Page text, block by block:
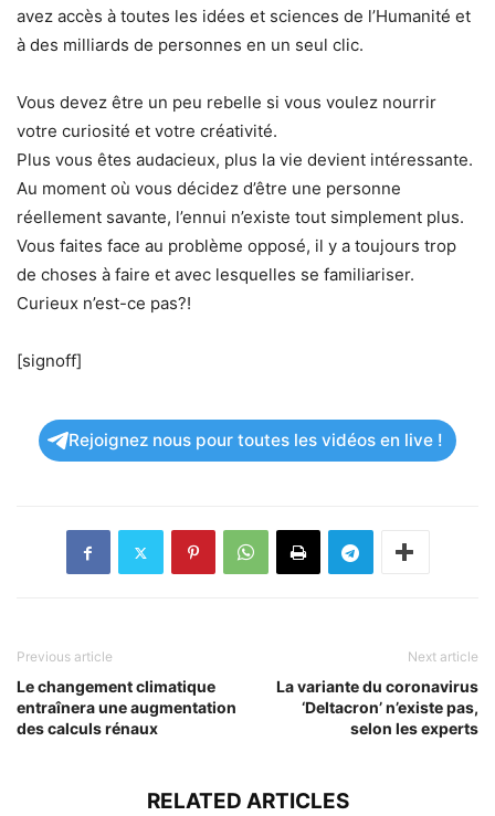
avez accès à toutes les idées et sciences de l’Humanité et
à des milliards de personnes en un seul clic.
Vous devez être un peu rebelle si vous voulez nourrir
votre curiosité et votre créativité.
Plus vous êtes audacieux, plus la vie devient intéressante.
Au moment où vous décidez d’être une personne
réellement savante, l’ennui n’existe tout simplement plus.
Vous faites face au problème opposé, il y a toujours trop
de choses à faire et avec lesquelles se familiariser.
Curieux n’est-ce pas?!
[signoff]
Rejoignez nous pour toutes les vidéos en live !
Previous article
Le changement climatique
entraînera une augmentation
des calculs rénaux
Next article
La variante du coronavirus
‘Deltacron’ n’existe pas,
selon les experts
RELATED ARTICLES